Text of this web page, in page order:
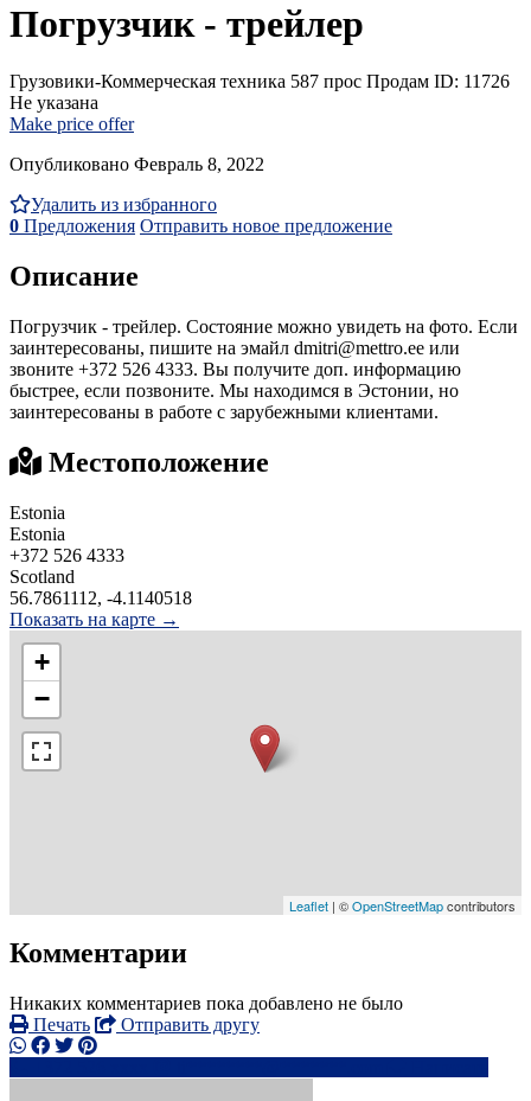
Погрузчик - трейлер
Грузовики-Коммерческая техника 587 прос Продам ID: 11726
Не указана
Make price offer
Опубликовано Февраль 8, 2022
Удалить из избранного
0 Предложения Отправить новое предложение
Описание
Погрузчик - трейлер. Состояние можно увидеть на фото. Если
заинтересованы, пишите на эмайл dmitri@mettro.ee или
звоните +372 526 4333. Вы получите доп. информацию
быстрее, если позвоните. Мы находимся в Эстонии, но
заинтересованы в работе с зарубежными клиентами.
Местоположение
Estonia
Estonia
+372 526 4333
Scotland
56.7861112, -4.1140518
Показать на карте →
+
−
Leaflet | ©OpenStreetMapcontributors
Комментарии
Никаких комментариев пока добавлено не было
Печать
Отправить другу